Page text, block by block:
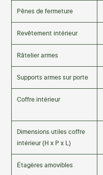
Pênes de fermeture
Revêtement intérieur
Râtelier armes
Supports armes sur porte
Coffre intérieur
Dimensions utiles coffre
intérieur (H x P x L)
Étagères amovibles